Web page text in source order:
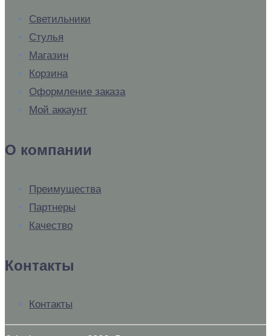
Светильники
Стулья
Магазин
Корзина
Оформление заказа
Мой аккаунт
О компании
Преимущества
Партнеры
Качество
Контакты
Контакты